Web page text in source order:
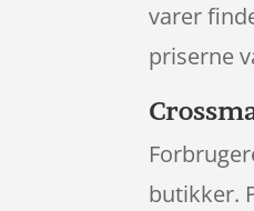
varer
priserne
butikker.